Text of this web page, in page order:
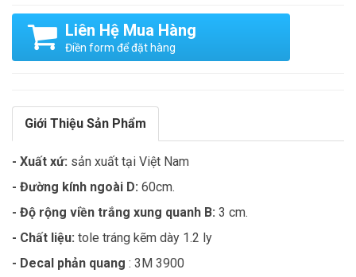
Liên Hệ Mua Hàng
Điền form để đặt hàng
Giới Thiệu Sản Phẩm
- Xuất xứ: sản xuất tại Việt Nam
- Đường kính ngoài D: 60cm.
- Độ rộng viền trắng xung quanh B: 3 cm.
- Chất liệu: tole tráng kẽm dày 1.2 ly
- Decal phản quang : 3M 3900